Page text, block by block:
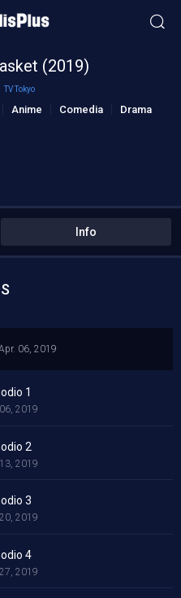
(2019)
TV Tokyo
Anime Comedia Drama
Info
06, 2019
1
2019
2
2019
3
2019
4
2019